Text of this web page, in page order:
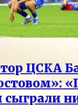
ЦСКА